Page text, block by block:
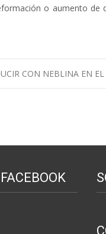
o aumento
CON NEBLINA EN EL